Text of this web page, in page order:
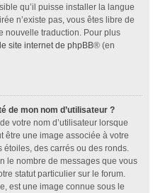
qu’il puisse installer la langue
n’existe pas, vous êtes libre de
nouvelle traduction. Pour plus
le site internet de phpBB® (en
de mon nom d’utilisateur ?
votre nom d’utilisateur lorsque
être une image associée à votre
des carrés ou des ronds.
le nombre de messages que vous
statut particulier sur le forum.
est une image connue sous le